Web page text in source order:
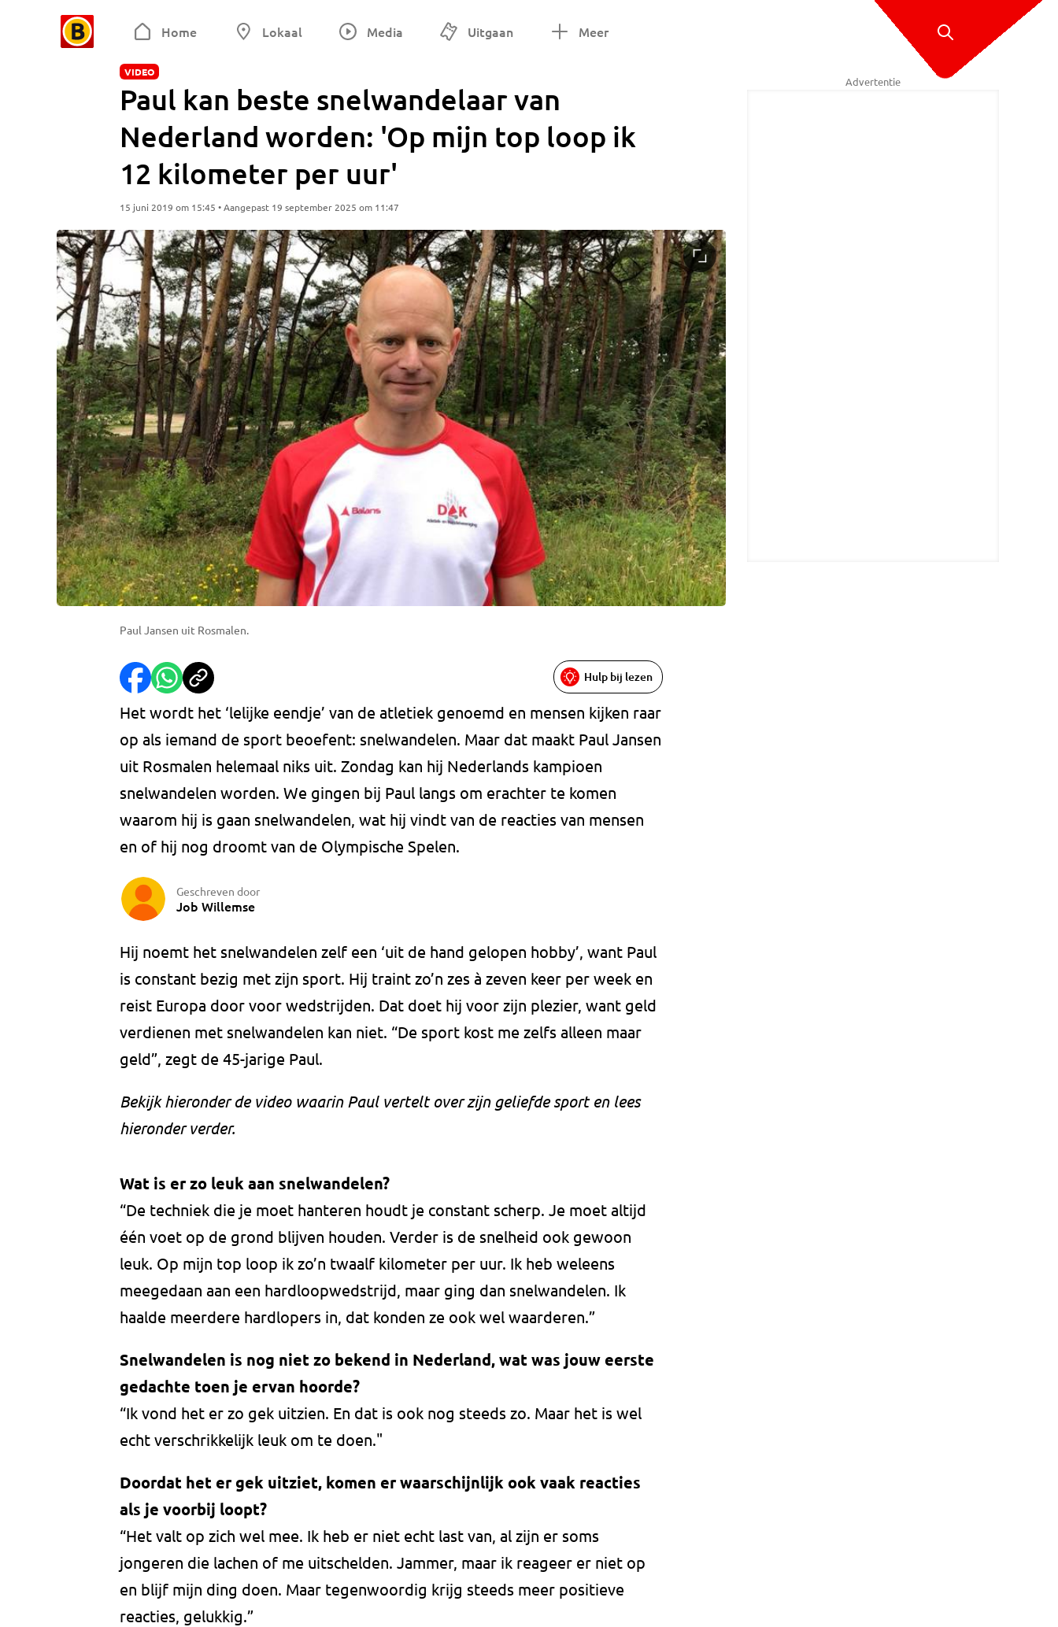
Home Lokaal Media Uitgaan Meer
VIDEO
Paul kan beste snelwandelaar van
Nederland worden: 'Op mijn top loop ik
12 kilometer per uur'
15 juni 2019 om 15:45 • Aangepast 19 september 2025 om 11:47
Paul Jansen uit Rosmalen.
Hulp bij lezen
Het wordt het ‘lelijke eendje’ van de atletiek genoemd en mensen kijken raar
op als iemand de sport beoefent: snelwandelen. Maar dat maakt Paul Jansen
uit Rosmalen helemaal niks uit. Zondag kan hij Nederlands kampioen
snelwandelen worden. We gingen bij Paul langs om erachter te komen
waarom hij is gaan snelwandelen, wat hij vindt van de reacties van mensen
en of hij nog droomt van de Olympische Spelen.
Geschreven door
Job Willemse
Hij noemt het snelwandelen zelf een ‘uit de hand gelopen hobby’, want Paul
is constant bezig met zijn sport. Hij traint zo’n zes à zeven keer per week en
reist Europa door voor wedstrijden. Dat doet hij voor zijn plezier, want geld
verdienen met snelwandelen kan niet. “De sport kost me zelfs alleen maar
geld”, zegt de 45-jarige Paul.
Bekijk hieronder de video waarin Paul vertelt over zijn geliefde sport en lees
hieronder verder.
Wat is er zo leuk aan snelwandelen?
“De techniek die je moet hanteren houdt je constant scherp. Je moet altijd
één voet op de grond blijven houden. Verder is de snelheid ook gewoon
leuk. Op mijn top loop ik zo’n twaalf kilometer per uur. Ik heb weleens
meegedaan aan een hardloopwedstrijd, maar ging dan snelwandelen. Ik
haalde meerdere hardlopers in, dat konden ze ook wel waarderen.”
Snelwandelen is nog niet zo bekend in Nederland, wat was jouw eerste
gedachte toen je ervan hoorde?
“Ik vond het er zo gek uitzien. En dat is ook nog steeds zo. Maar het is wel
echt verschrikkelijk leuk om te doen."
Doordat het er gek uitziet, komen er waarschijnlijk ook vaak reacties
als je voorbij loopt?
“Het valt op zich wel mee. Ik heb er niet echt last van, al zijn er soms
jongeren die lachen of me uitschelden. Jammer, maar ik reageer er niet op
en blijf mijn ding doen. Maar tegenwoordig krijg steeds meer positieve
reacties, gelukkig.”
Advertentie